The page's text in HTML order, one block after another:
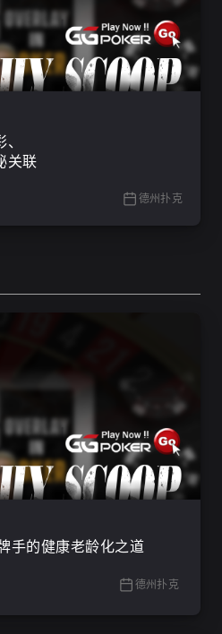
关联
德州扑克
的健康老龄化之道
德州扑克